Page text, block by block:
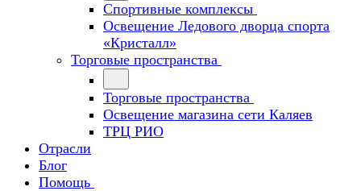
Спортивные комплексы
Освещение Ледового дворца спорта
«Кристалл»
Торговые пространства
Торговые пространства
Освещение магазина сети Каляев
ТРЦ РИО
Отрасли
Блог
Помощь